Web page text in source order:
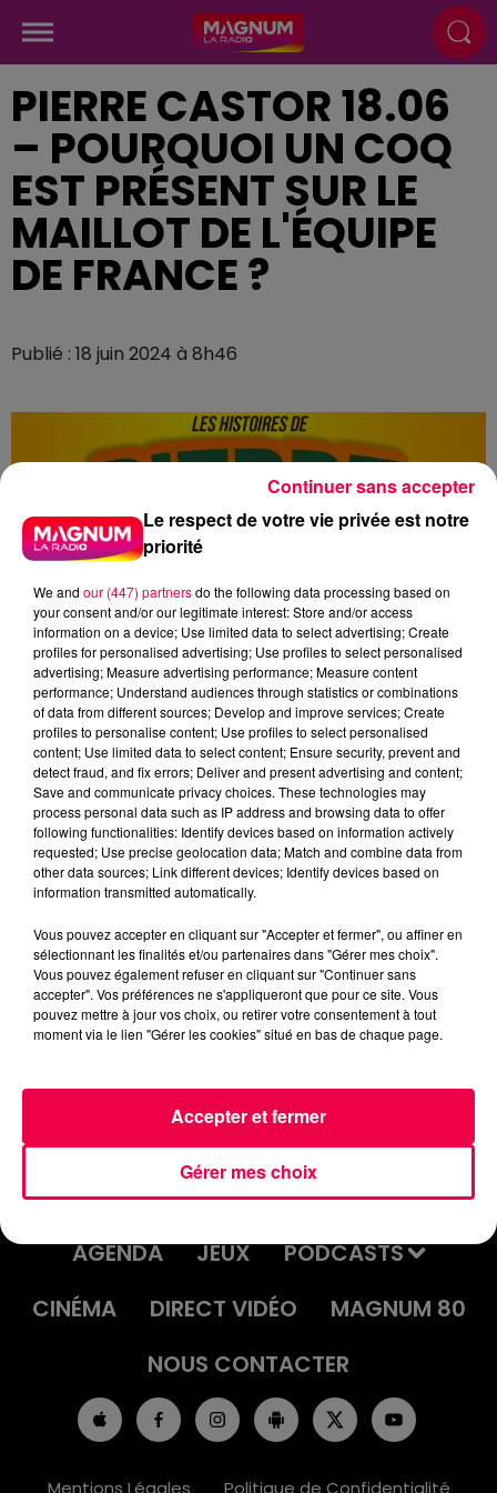
PIERRE CASTOR 18.06
– POURQUOI UN COQ
EST PRÉSENT SUR LE
MAILLOT DE L'ÉQUIPE
DE FRANCE ?
Publié : 18 juin 2024 à 8h46
POURQUOI-UN-COQ-EST-PRESENT-SUR-LE-MAILLOT-
DE-LEQUIPE-DE-FRAN
ACCUEIL INFOS
EMISSIONS
AGENDA
JEUX
PODCASTS
CINÉMA
DIRECT VIDÉO
MAGNUM 80
NOUS CONTACTER
Mentions Légales Politique de Confidentialité
Le respect de votre vie privée est notre
priorité
We and our (447) partnersdo the following data processing based on
your consent and/or our legitimate interest: Store and/or access
information on a device; Use limited data to select advertising; Create
profiles for personalised advertising; Use profiles to select personalised
advertising; Measure advertising performance; Measure content
performance; Understand audiences through statistics or combinations
of data from different sources; Develop and improve services; Create
profiles to personalise content; Use profiles to select personalised
content; Use limited data to select content; Ensure security, prevent and
detect fraud, and fix errors; Deliver and present advertising and content;
Save and communicate privacy choices. These technologies may
process personal data such as IP address and browsing data to offer
following functionalities: Identify devices based on information actively
requested; Use precise geolocation data; Match and combine data from
other data sources; Link different devices; Identify devices based on
information transmitted automatically.
Vous pouvez accepter en cliquant sur "Accepter et fermer", ou affiner en
sélectionnant les finalités et/ou partenaires dans "Gérer mes choix".
Vous pouvez également refuser en cliquant sur "Continuer sans
accepter". Vos préférences ne s'appliqueront que pour ce site. Vous
pouvez mettre à jour vos choix, ou retirer votre consentement à tout
moment via le lien "Gérer les cookies" situé en bas de chaque page.
Gérer mes choix
Accepter et fermer
Continuer sans accepter